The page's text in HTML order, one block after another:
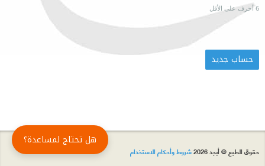
6 أحرف على الأقل
حقوق الطبع © أبجد 2026 شروط وأحكام الاستخدام
هل تحتاج لمساعدة؟